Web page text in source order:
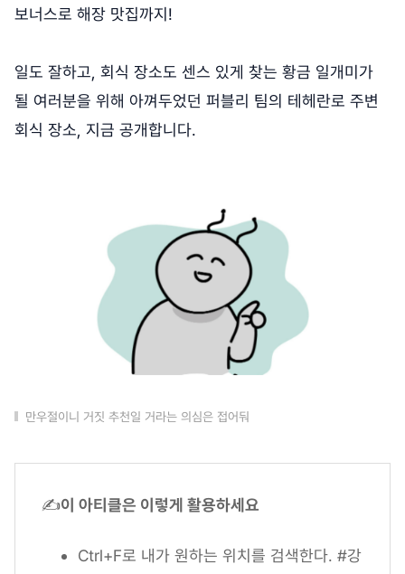
보너스로 해장 맛집까지!
일도 잘하고, 회식 장소도 센스 있게 찾는 황금 일개미가
될 여러분을 위해 아껴두었던 퍼블리 팀의 테헤란로 주변
회식 장소, 지금 공개합니다.
만우절이니 거짓 추천일 거라는 의심은 접어둬
✍이 아티클은 이렇게 활용하세요
Ctrl+F로 내가 원하는 위치를 검색한다. #강